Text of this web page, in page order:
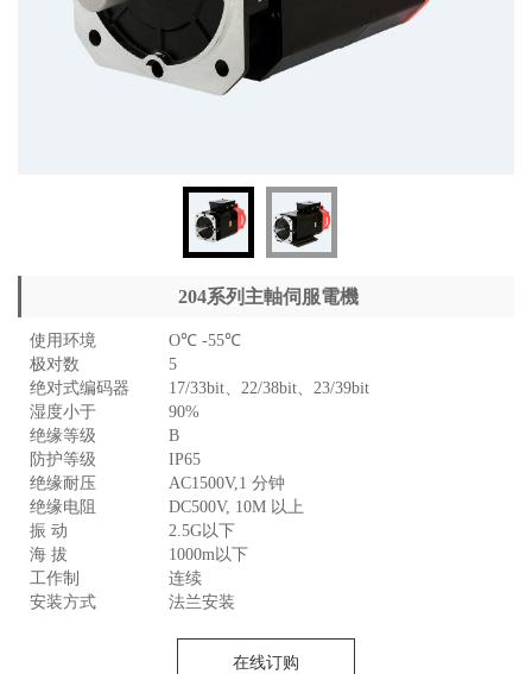
204系列主軸伺服電機
使用环境
O℃ -55℃
极对数
5
绝对式编码器
17/33bit、22/38bit、23/39bit
湿度小于
90%
绝缘等级
B
防护等级
IP65
绝缘耐压
AC1500V,1 分钟
绝缘电阻
DC500V, 10M 以上
振 动
2.5G以下
海 拔
1000m以下
工作制
连续
安装方式
法兰安装
在线订购